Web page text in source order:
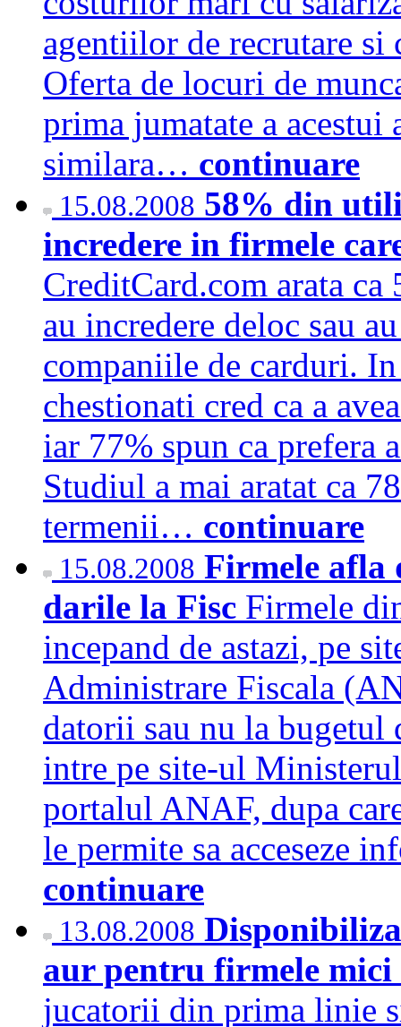
agentiilor de recrutare
Oferta de locuri de
prima jumatate a acestui
similara… continuare
15.08.2008 58% din
incredere in firmele
CreditCard.com arata
au incredere deloc sau
companiile de carduri.
chestionati cred ca a
iar 77% spun ca prefera
Studiul a mai aratat ca
termenii… continuare
15.08.2008 Firmele afla
darile la Fisc Firmele
incepand de astazi, pe
Administrare Fiscala
datorii sau nu la bugetul
intre pe site-ul
portalul ANAF, dupa
le permite sa acceseze
continuare
13.08.2008
aur pentru firmele mici
jucatorii din prima linie